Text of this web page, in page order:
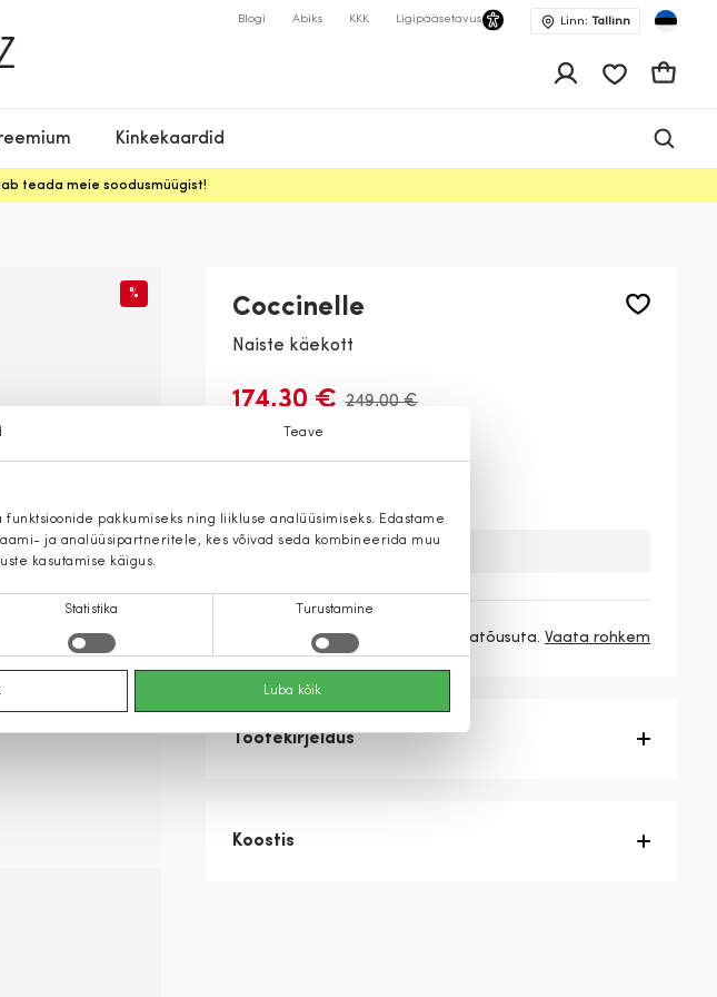
Teave
pakkumiseks ning liikluse analüüsimiseks. Edastame
ja analüüsipartneritele, kes võivad seda kombineerida muu
kasutamise käigus.
Statistika Turustamine
Luba kõik
Blogi Abiks KKK Ligipääsetavus Linn: Tallinn
Kinkekaardid
teada meie soodusmüügist!
%
Coccinelle
Naiste käekott
174,30 € 249,00 €
58,10 € / kuu ilma hinnatõusuta. Vaata rohkem
Tootekirjeldus
Koostis